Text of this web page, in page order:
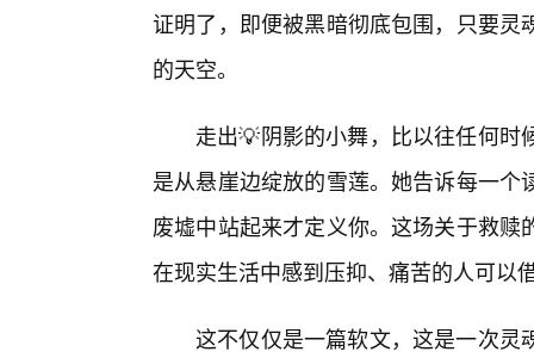
证明了，即便被黑暗彻底包围，只要
的天空。
走出💡阴影的小舞，比以往任何
是从悬崖边绽放的雪莲。她告诉每一
废墟中站起来才定义你。这场关于救
在现实生活中感到压抑、痛苦的人可以
这不仅仅是一篇软文，这是一次灵